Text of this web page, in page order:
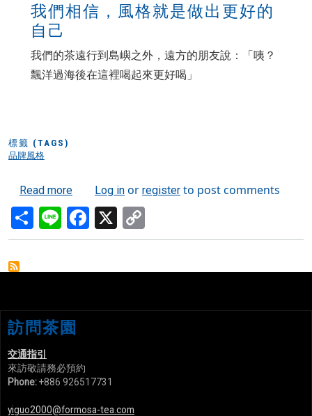
我們相信，風格就是做出更好的
自己
我們的茶遠行到島嶼之外，遠方的朋友說：「咦？
飄洋過海後在這裡喝起來更好喝」
標籤 (TAGS)
品牌風格
Read moreabout 我們的風格
Log in or register to post comments
Share
LineFacebook
X
Link
訪問茶園
交通指引
來訪敬請務必預約
Phone:+886 926517731
yiguo2000@formosa-tea.com